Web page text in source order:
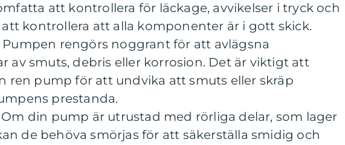
att kontrollera för läckage, avvikelser i tryck och
kontrollera att alla komponenter är i gott skick.
Pumpen rengörs noggrant för att avlägsna
av smuts, debris eller korrosion. Det är viktigt att
ren pump för att undvika att smuts eller skräp
prestanda.
din pump är utrustad med rörliga delar, som lager
de behöva smörjas för att säkerställa smidig och